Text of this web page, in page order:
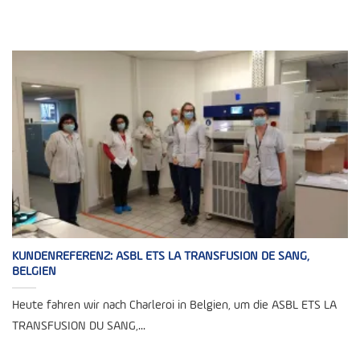
KUNDENREFERENZ: ASBL ETS LA TRANSFUSION DE SANG,
BELGIEN
Heute fahren wir nach Charleroi in Belgien, um die ASBL ETS LA
TRANSFUSION DU SANG,...